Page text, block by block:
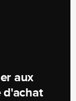
aux
d'achat